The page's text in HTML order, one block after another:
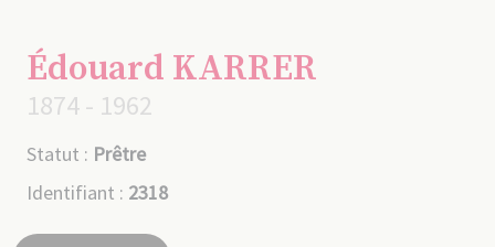
Édouard KARRER
1874 - 1962
Statut : Prêtre
Identifiant : 2318